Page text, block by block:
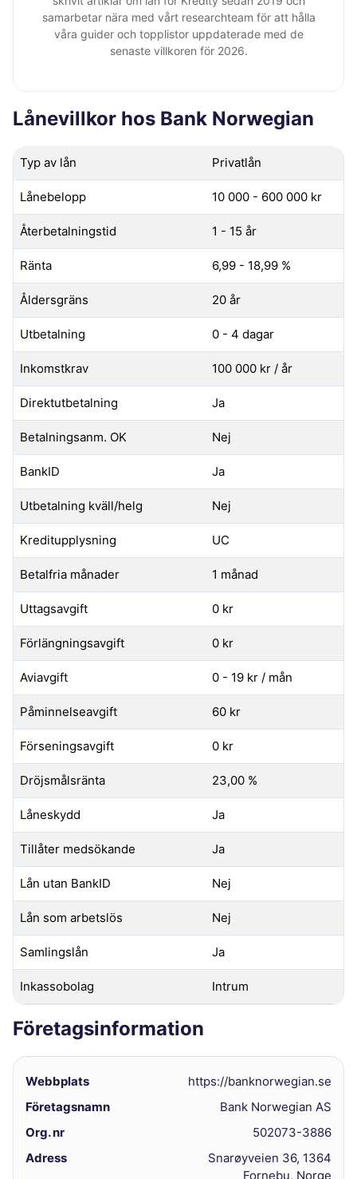
samarbetar nära med vårt researchteam för att hålla
våra guider och topplistor uppdaterade med de
senaste villkoren för 2026.
Lånevillkor hos Bank Norwegian
Typ av lån Privatlån
Lånebelopp 10 000 - 600 000 kr
Återbetalningstid 1 - 15 år
Ränta 6,99 - 18,99 %
Åldersgräns 20 år
Utbetalning 0 - 4 dagar
Inkomstkrav 100 000 kr / år
Direktutbetalning Ja
Betalningsanm. OK Nej
BankID Ja
Utbetalning kväll/helg Nej
Kreditupplysning UC
Betalfria månader 1 månad
Uttagsavgift 0 kr
Förlängningsavgift 0 kr
Aviavgift 0 - 19 kr / mån
Påminnelseavgift 60 kr
Förseningsavgift 0 kr
Dröjsmålsränta 23,00 %
Låneskydd Ja
Tillåter medsökande Ja
Lån utan BankID Nej
Lån som arbetslös Nej
Samlingslån Ja
Inkassobolag Intrum
Företagsinformation
Webbplats
https://banknorwegian.se
Företagsnamn
Bank Norwegian AS
Org. nr
502073-3886
Adress
Snarøyveien 36, 1364
Fornebu, Norge